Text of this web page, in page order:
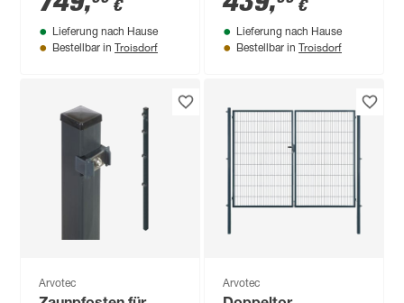
Zaunanschluss
€
Lieferung nach Hause
Bestellbar in Troisdorf
Ringdekor €
Lieferung nach Hause
Bestellbar in Troisdorf
Arvotec Arvotec